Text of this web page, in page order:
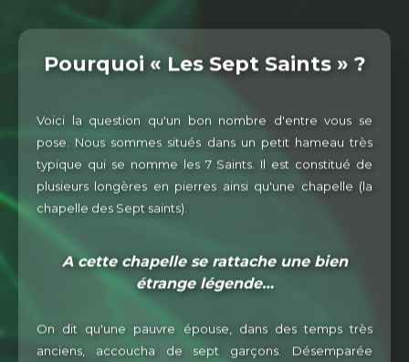
Pourquoi « Les Sept Saints » ?
Voici la question qu'un bon nombre d'entre vous se
pose. Nous sommes situés dans un petit hameau très
typique qui se nomme les 7 Saints. Il est constitué de
plusieurs longères en pierres ainsi qu'une chapelle (la
chapelle des Sept saints).
A cette chapelle se rattache une bien
étrange légende…
On dit qu'une pauvre épouse, dans des temps très
anciens, accoucha de sept garçons. Désemparée